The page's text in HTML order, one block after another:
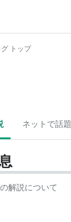
トップ
ネットで話題
解説について